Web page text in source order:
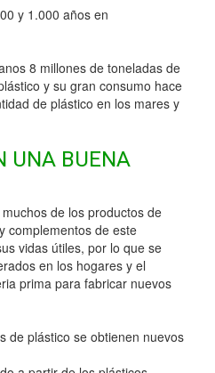
y 1.000 años en
8 millones de toneladas de
y su gran consumo hace
de plástico en los mares y
UNA BUENA
de los productos de
complementos de este
vidas útiles, por lo que se
en los hogares y el
prima para fabricar nuevos
de plástico se obtienen nuevos